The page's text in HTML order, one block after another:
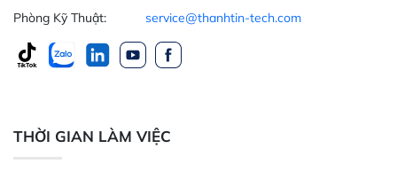
Phòng Kỹ Thuật: service@thanhtin-tech.com
THỜI GIAN LÀM VIỆC